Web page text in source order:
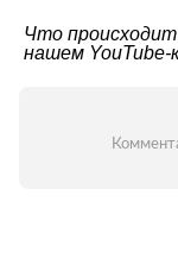
Что происходит
нашем YouTube-